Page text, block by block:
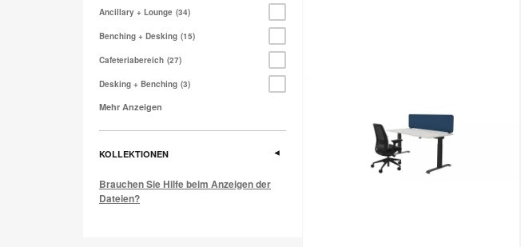
Ancillary + Lounge 34
Benching + Desking 15
Cafeteriabereich 27
Desking + Benching 3
Mehr Anzeigen
KOLLEKTIONEN
Brauchen Sie Hilfe beim Anzeigen der
Dateien?